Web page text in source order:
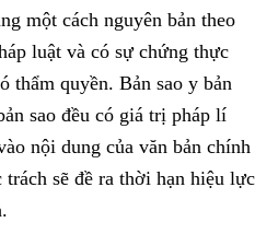
một cách nguyên bản theo
luật và có sự chứng thực
thẩm quyền. Bản sao y bản
sao đều có giá trị pháp lí
nội dung của văn bản chính
trách sẽ đề ra thời hạn hiệu lực